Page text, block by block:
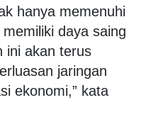
hanya memenuhi
daya saing
ini akan terus
jaringan
ekonomi,” kata